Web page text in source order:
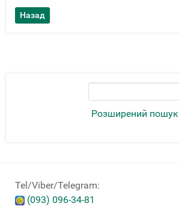
Розширений пошук
Tel/Viber/Telegram:
(093) 096-34-81